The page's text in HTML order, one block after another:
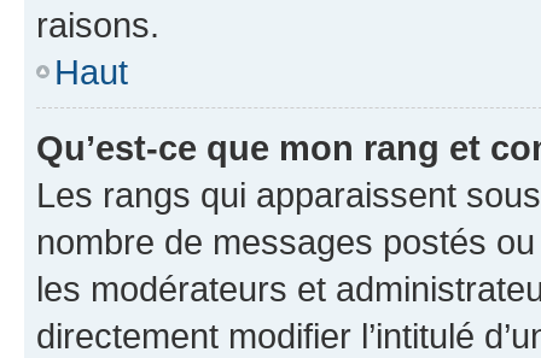
raisons.
Haut
Qu’est-ce que mon rang et
Les rangs qui apparaissent
nombre de messages postés
les modérateurs et
directement modifier l’intitulé